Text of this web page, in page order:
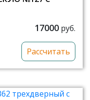
17000 руб.
Рассчитать